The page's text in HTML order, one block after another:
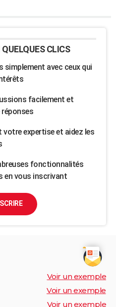
CLICS
simplement avec ceux qui
facilement et
votre expertise et aidez les
fonctionnalités
en vous inscrivant
Voir un exemple
Voir un exemple
Voir un exemple